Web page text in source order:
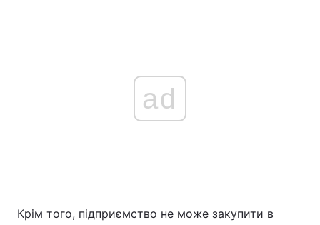
ad
Крім того, підприємство не може закупити в